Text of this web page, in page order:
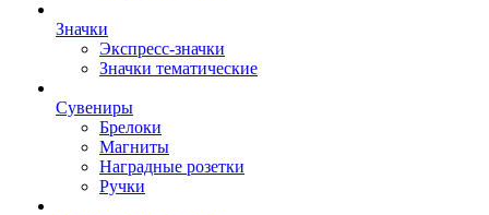
Значки
Экспресс-значки
Значки тематические
Сувениры
Брелоки
Магниты
Наградные розетки
Ручки